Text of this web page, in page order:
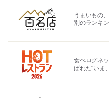
うまいもの
別のランキ
食べログネ
ばれた"いま